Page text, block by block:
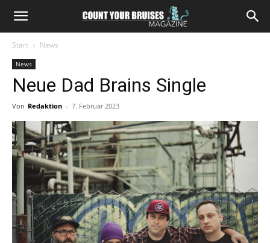
Start News
News
Neue Dad Brains Single
Von Redaktion - 7. Februar 2023